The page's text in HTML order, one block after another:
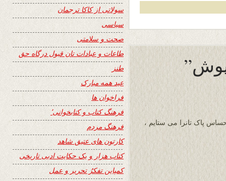
پاک تانرا می ستایم ،
سولاتی از کاکا ترجمان
سیاسی
صحت و سلامتی
طاعات و عبادات تان قبول درگاه حق
طنز
عید همه مبارک
فراخوان ها
فرهنگ کتاب و کتابخوانی٬
فرهنگ مردم
کارتون های عتیق شاهد
کتاب هزار و یک حکایت ادبی تاریخی
کمپاین تفکرُ تحریر و عمل